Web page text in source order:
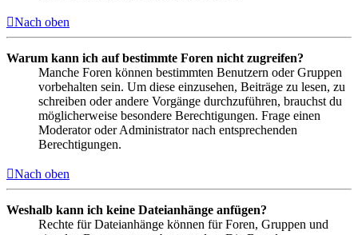
Nach oben
Warum kann ich auf bestimmte Foren nicht zugreifen?
Manche Foren können bestimmten Benutzern oder Gruppen
vorbehalten sein. Um diese einzusehen, Beiträge zu lesen, zu
schreiben oder andere Vorgänge durchzuführen, brauchst du
möglicherweise besondere Berechtigungen. Frage einen
Moderator oder Administrator nach entsprechenden
Berechtigungen.
Nach oben
Weshalb kann ich keine Dateianhänge anfügen?
Rechte für Dateianhänge können für Foren, Gruppen und